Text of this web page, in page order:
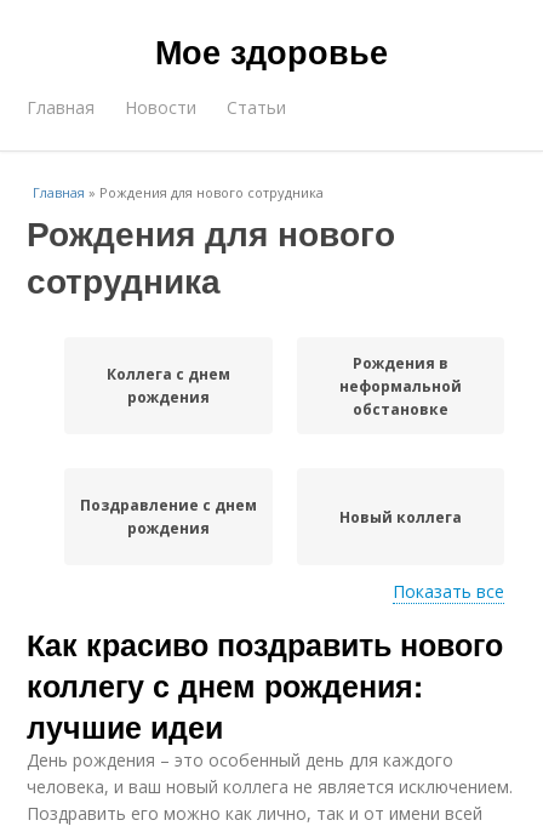
Мое здоровье
Главная Новости Статьи
Главная » Рождения для нового сотрудника
Рождения для нового
сотрудника
Коллега с днем
рождения
Рождения в
неформальной
обстановке
Поздравление с днем
рождения
Новый коллега
Поздравления с днем
рождения
Рождения для новых
коллег
Поздравления для
нового коллеги
Показать все
Как красиво поздравить нового
коллегу с днем рождения:
лучшие идеи
День рождения – это особенный день для каждого
человека, и ваш новый коллега не является исключением.
Поздравить его можно как лично, так и от имени всей